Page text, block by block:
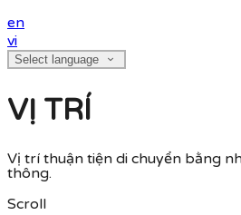
en
vi
Select language
VỊ TRÍ
Vị trí thuận tiện di chuyển bằng
thông.
Scroll